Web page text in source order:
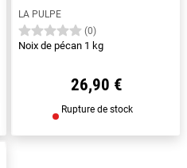
LA PULPE
(0)
Noix de pécan 1 kg
26,90 €
Rupture de stock